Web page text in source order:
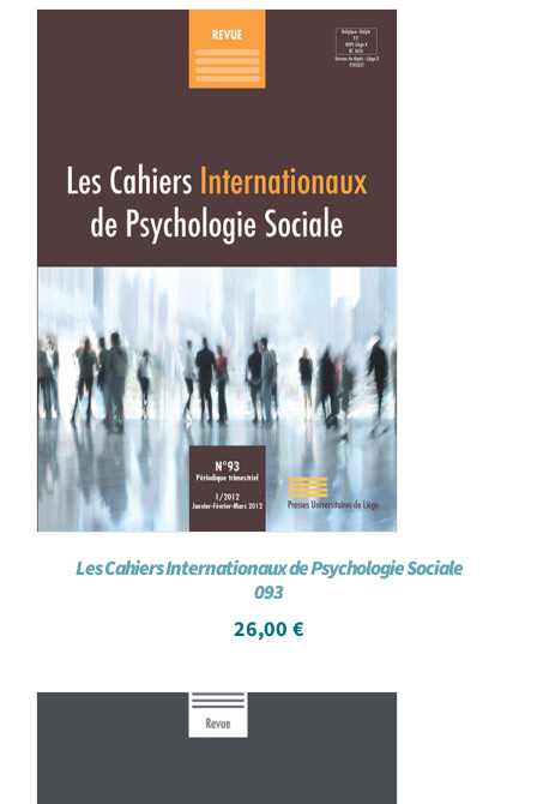
Les Cahiers Internationaux de Psychologie Sociale
093
26,00 €